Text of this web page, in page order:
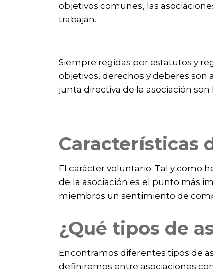
objetivos comunes, las
trabajan.
Siempre regidas por estatutos y
objetivos, derechos y deberes son
junta directiva de la asociación
Características
El carácter voluntario. Tal y como
de la asociación es el punto más
miembros un sentimiento de
¿Qué tipos de
Encontramos diferentes tipos de
definiremos entre asociaciones